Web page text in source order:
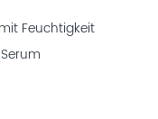
Feuchtigkeit